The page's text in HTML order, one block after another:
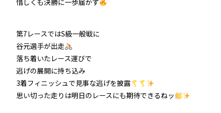
惜しくも決勝に一歩届かず
第7レースではS級一般戦に
谷元選手が出走
落ち着いたレース運びで
逃げの展開に持ち込み
3着フィニッシュで見事な逃げを披露
思い切った走りは明日のレースにも期待できるねッ